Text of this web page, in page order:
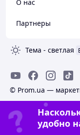
О нас
Партнеры
Тема - светлая
© Prom.ua —
удобно